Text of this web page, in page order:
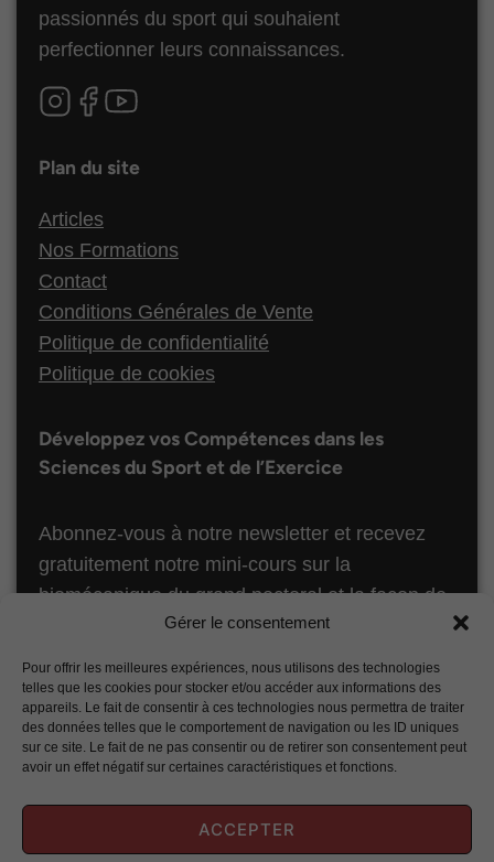
Gérer le consentement
Pour offrir les meilleures expériences, nous utilisons des technologies
telles que les cookies pour stocker et/ou accéder aux informations des
appareils. Le fait de consentir à ces technologies nous permettra de traiter
des données telles que le comportement de navigation ou les ID uniques
sur ce site. Le fait de ne pas consentir ou de retirer son consentement peut
avoir un effet négatif sur certaines caractéristiques et fonctions.
ACCEPTER
passionnés du sport qui souhaient
perfectionner leurs connaissances.
Plan du site
Articles
Nos Formations
Contact
Conditions Générales de Vente
Politique de confidentialité
Politique de cookies
Développez vos Compétences dans les
Sciences du Sport et de l’Exercice
Abonnez-vous à notre newsletter et recevez
gratuitement notre mini-cours sur la
biomécanique du grand pectoral et la façon de
le développer otpimalement ! Ce chapitre est
issu de notre formation en ligne “Biomécanique
du Fitness”.
S’ABONNER
Copyright © 2011-2026 - Sci-Sport - Tous droits réservés